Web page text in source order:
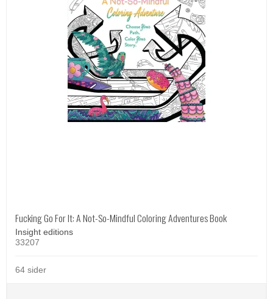
Fucking Go For It: A Not-So-Mindful Coloring Adventures Book
Insight editions
33207
64 sider